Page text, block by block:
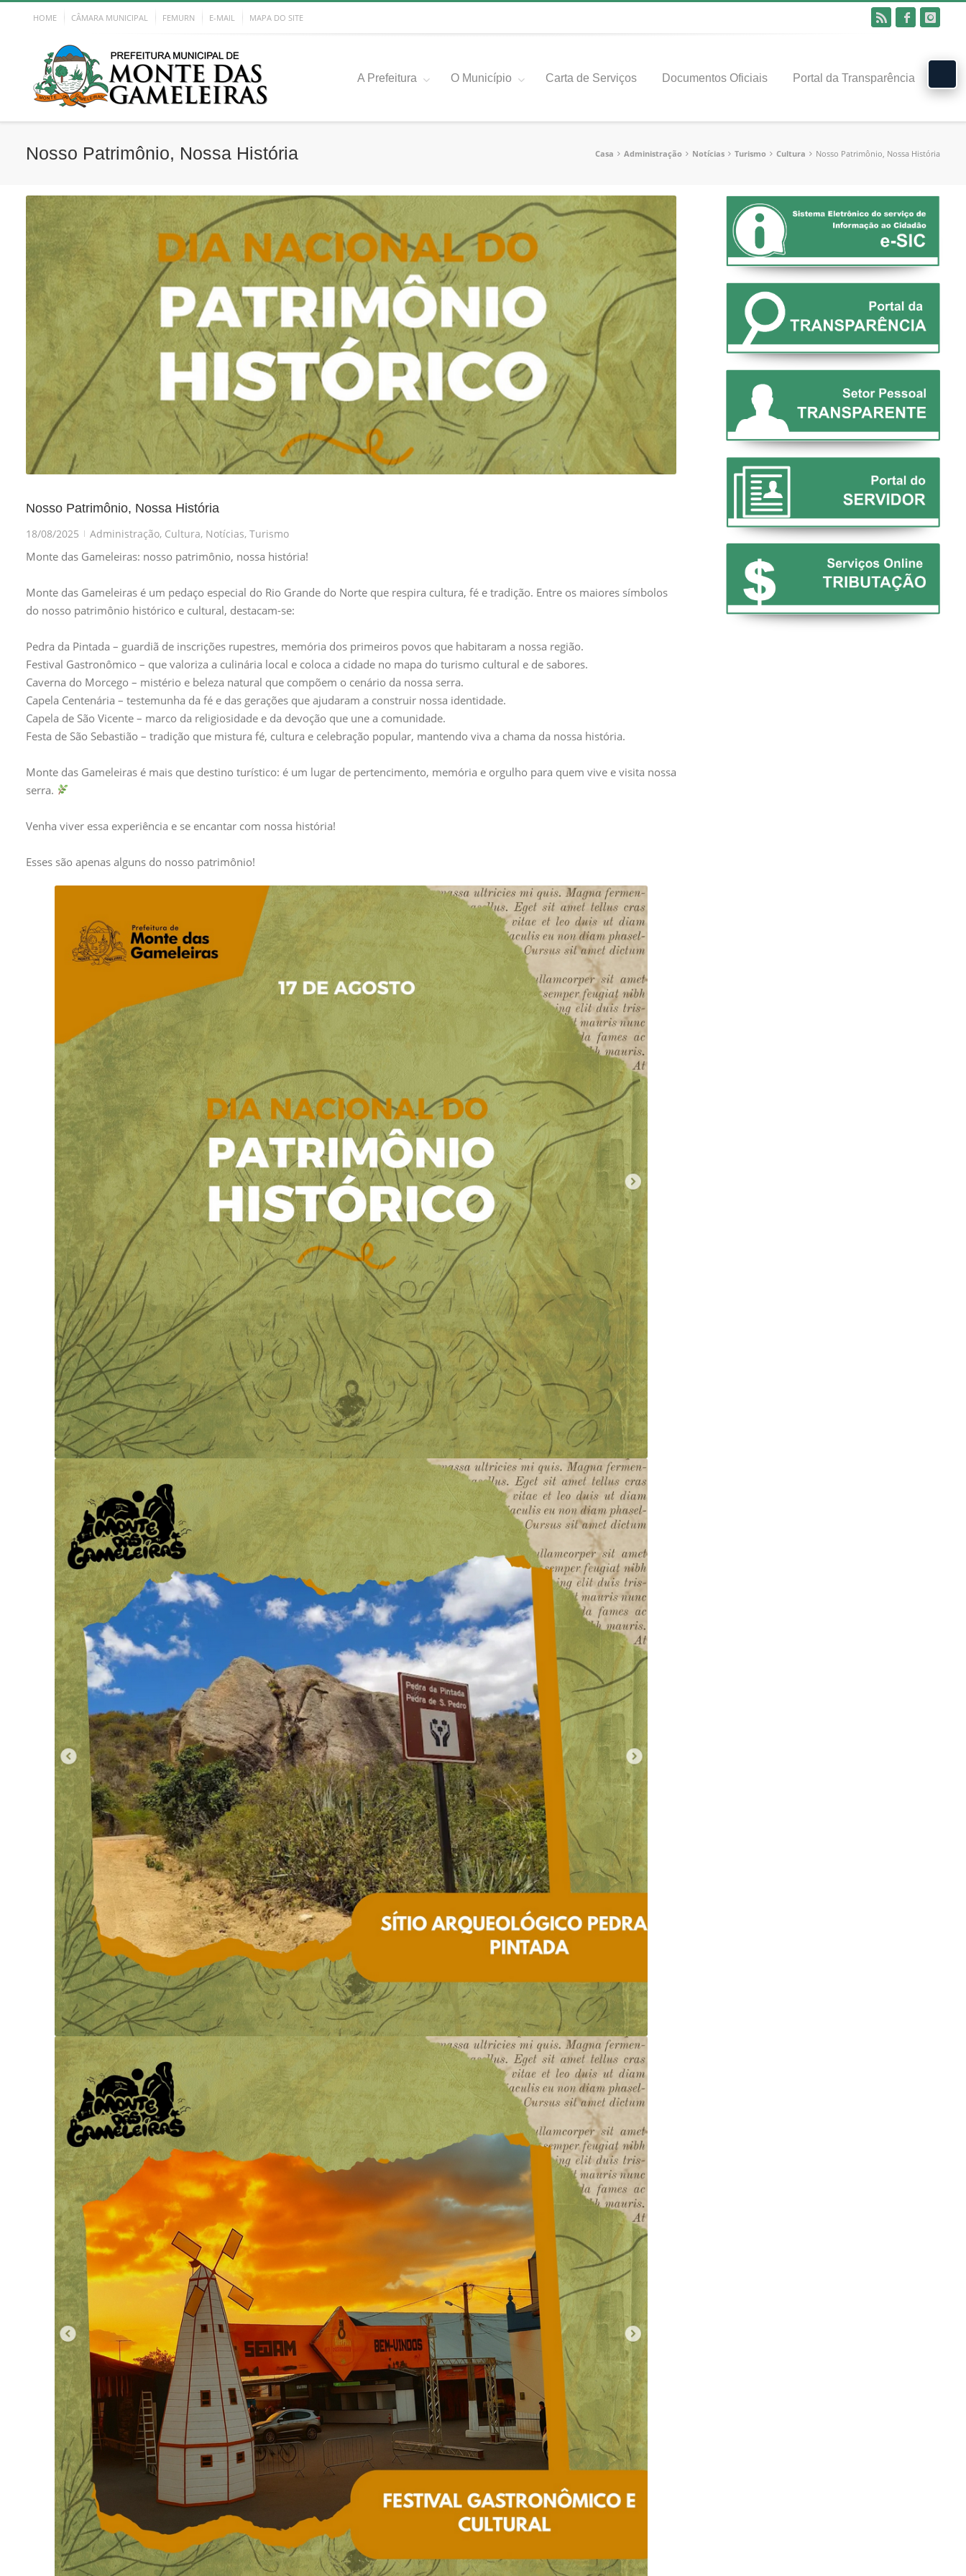
HOME CÂMARA MUNICIPAL FEMURN E-MAIL MAPA DO SITE
A Prefeitura O Município Carta de Serviços Documentos Oficiais Portal da Transparência
Nosso Patrimônio, Nossa História Casa Administração Notícias Turismo Cultura Nosso Patrimônio, Nossa História
Nosso Patrimônio, Nossa História
18/08/2025 | Administração, Cultura, Notícias, Turismo
Monte das Gameleiras: nosso patrimônio, nossa história!
Monte das Gameleiras é um pedaço especial do Rio Grande do Norte que respira cultura, fé e tradição. Entre os maiores símbolos
do nosso patrimônio histórico e cultural, destacam-se:
Pedra da Pintada – guardiã de inscrições rupestres, memória dos primeiros povos que habitaram a nossa região.
Festival Gastronômico – que valoriza a culinária local e coloca a cidade no mapa do turismo cultural e de sabores.
Caverna do Morcego – mistério e beleza natural que compõem o cenário da nossa serra.
Capela Centenária – testemunha da fé e das gerações que ajudaram a construir nossa identidade.
Capela de São Vicente – marco da religiosidade e da devoção que une a comunidade.
Festa de São Sebastião – tradição que mistura fé, cultura e celebração popular, mantendo viva a chama da nossa história.
Monte das Gameleiras é mais que destino turístico: é um lugar de pertencimento, memória e orgulho para quem vive e visita nossa
serra.
Venha viver essa experiência e se encantar com nossa história!
Esses são apenas alguns do nosso patrimônio!